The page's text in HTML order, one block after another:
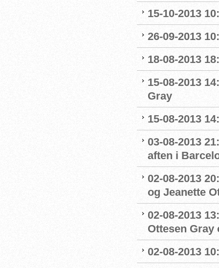
15-10-2013
26-09-2013
18-08-2013
15-08-2013
Gray
15-08-2013
03-08-2013
aften i
02-08-2013
og Jeanette
02-08-2013
Ottesen Gray
02-08-2013